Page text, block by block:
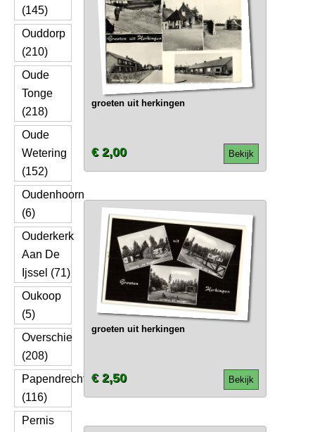
(145)
Ouddorp
(210)
Oude
Tonge
(218)
Oude
Wetering
(152)
Oudenhoorn
(6)
Ouderkerk
Aan De
Ijssel (71)
Oukoop
(5)
Overschie
(208)
Papendrecht
(116)
Pernis
groeten uit herkingen
Bekijk
€ 2,00
groeten uit herkingen
Bekijk
€ 2,50